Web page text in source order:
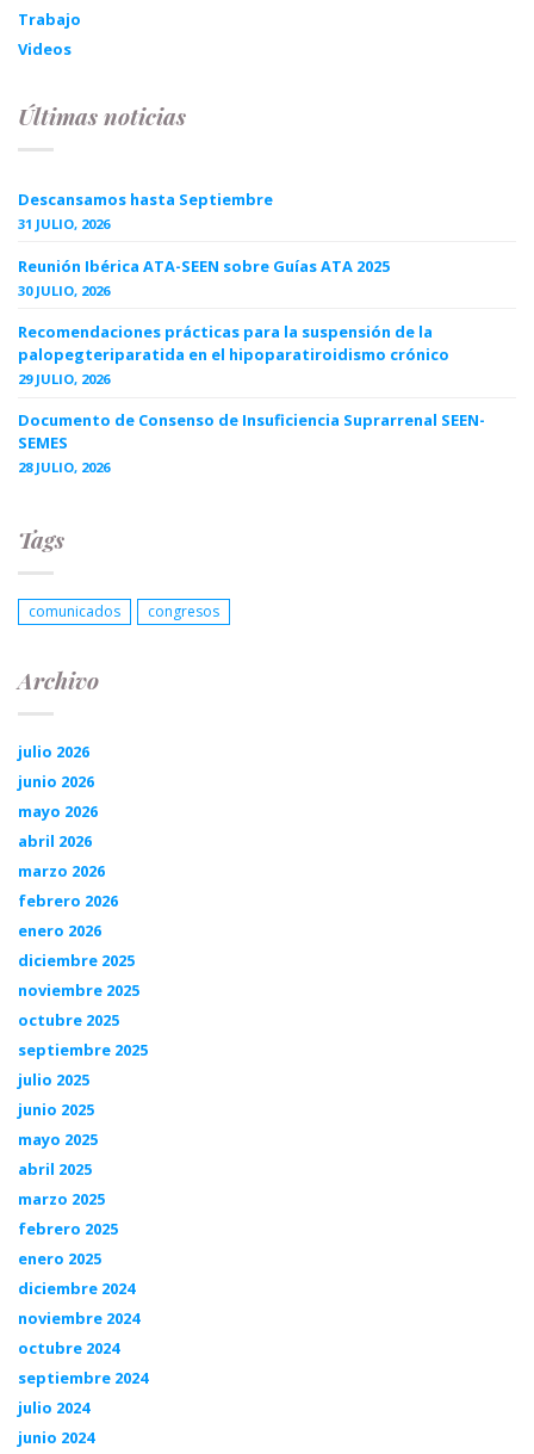
Trabajo
Videos
Últimas noticias
Descansamos hasta Septiembre
31 JULIO, 2026
Reunión Ibérica ATA-SEEN sobre Guías ATA 2025
30 JULIO, 2026
Recomendaciones prácticas para la suspensión de la
palopegteriparatida en el hipoparatiroidismo crónico
29 JULIO, 2026
Documento de Consenso de Insuficiencia Suprarrenal SEEN-
SEMES
28 JULIO, 2026
Tags
comunicados congresos
Archivo
julio 2026
junio 2026
mayo 2026
abril 2026
marzo 2026
febrero 2026
enero 2026
diciembre 2025
noviembre 2025
octubre 2025
septiembre 2025
julio 2025
junio 2025
mayo 2025
abril 2025
marzo 2025
febrero 2025
enero 2025
diciembre 2024
noviembre 2024
octubre 2024
septiembre 2024
julio 2024
junio 2024